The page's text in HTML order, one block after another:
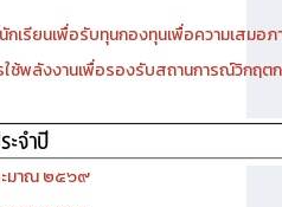
าเป็นนักศึกษาระดับปริญญาตรี หลักสูต
กเรียนเพื่อรับทุนกองทุนเพื่อความเสมอ
ใช้พลังงานเพื่อรองรับสถานการณ์วิกฤ